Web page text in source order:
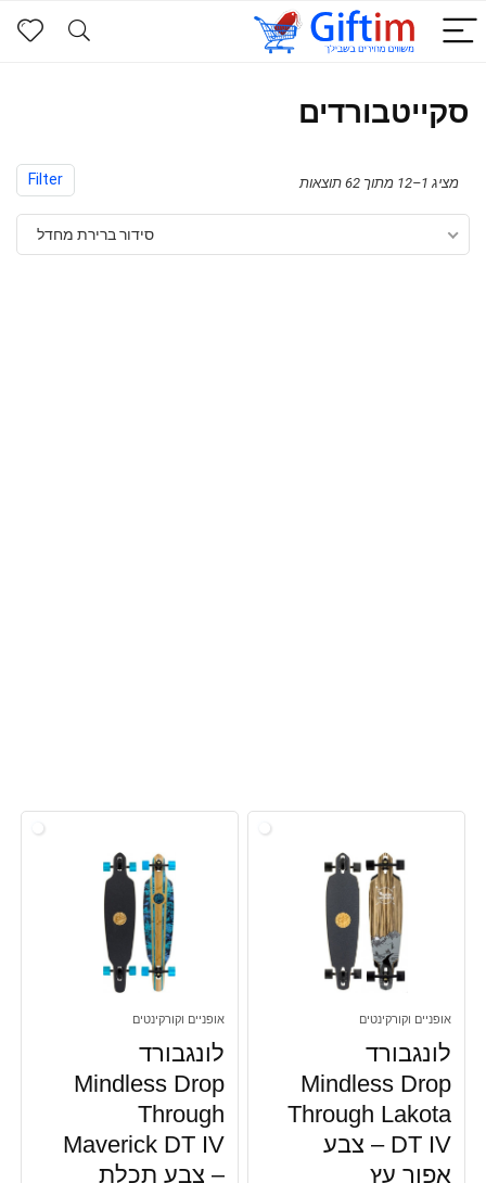
סקייטבורדים
Filter מציג 1–12 מתוך 62 תוצאות
סידור ברירת מחדל
אופניים וקורקינטים
לונגבורד
Mindless Drop
Through Lakota
DT IV – צבע
אפור עץ
אופניים וקורקינטים
לונגבורד
Mindless Drop
Through
Maverick DT IV
– צבע תכלת